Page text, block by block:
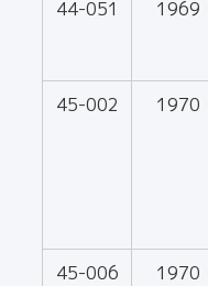
44-051 1969
45-002 1970
45-006 1970